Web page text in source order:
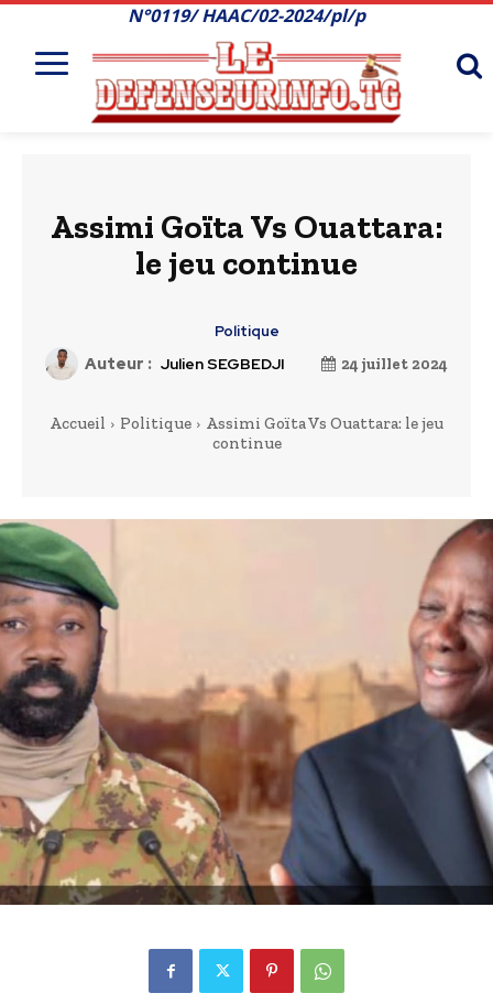
N°0119/ HAAC/02-2024/pl/p
Assimi Goïta Vs Ouattara:
le jeu continue
Politique
Auteur : Julien SEGBEDJI 24 juillet 2024
Accueil Politique
Assimi Goïta Vs Ouattara: le jeu
continue